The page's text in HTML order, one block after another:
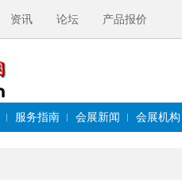
资讯 论坛 产品报价
服务指南 会展新闻 会展机构